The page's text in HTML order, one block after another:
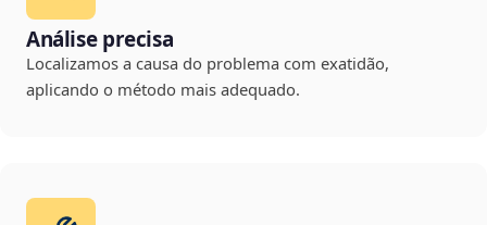
Análise precisa
Localizamos a causa do problema com exatidão,
aplicando o método mais adequado.